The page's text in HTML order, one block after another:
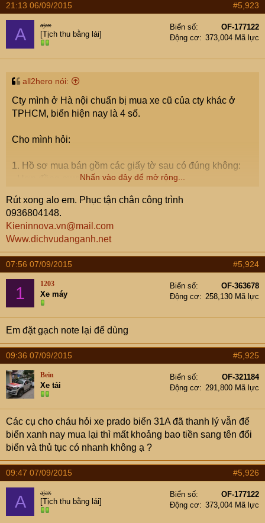
21:13 06/09/2015 #5,923
A ajax
[Tịch thu bằng lái]
Biển số
OF-177122
Động cơ
373,004 Mã lực
all2hero nói:
Cty mình ở Hà nội chuẩn bị mua xe cũ của cty khác ở
TPHCM, biển hiện nay là 4 số.
Cho mình hỏi:
1. Hồ sơ mua bán gồm các giấy tờ sau có đúng không:
- Hợp đồng mua bán.
- Biên bản và quyết định thanh lý.
- Giấy tờ xe: Đăng ký, Đăng kiểm, Bảo hiểm.
2. Chi phí đăng ký về Hà nội có mất 20tr tiền biển không
(trước đây thì không mất, còn bây giờ thì không biết). Nếu
không mất phí này thì có mất 10tr đổi biển từ 4 số sang 5
số không.
Thủ tục rút hồ sơ trong TPHCM thì cty bán lo, ra ngoài
này sẽ qua dịch vụ. Mấy bác dịch vụ mật thư chi phí giúp
Nhấn vào đây để mở rộng...
Rút xong alo em. Phục tận chân công trình
0936804148.
Kieninnova.vn@mail.com
Www.dichvudanganh.net
07:56 07/09/2015 #5,924
1 1203
Xe máy
Biển số
OF-363678
Động cơ
258,130 Mã lực
Em đặt gạch note lại để dùng
09:36 07/09/2015 #5,925
Bein
Xe tải
Biển số
OF-321184
Động cơ
291,800 Mã lực
Các cụ cho cháu hỏi xe prado biển 31A đã thanh lý vẫn để
biển xanh nay mua lại thì mất khoảng bao tiền sang tên đổi
biển và thủ tục có nhanh không ạ ?
09:47 07/09/2015 #5,926
A ajax
[Tịch thu bằng lái]
Biển số
OF-177122
Động cơ
373,004 Mã lực